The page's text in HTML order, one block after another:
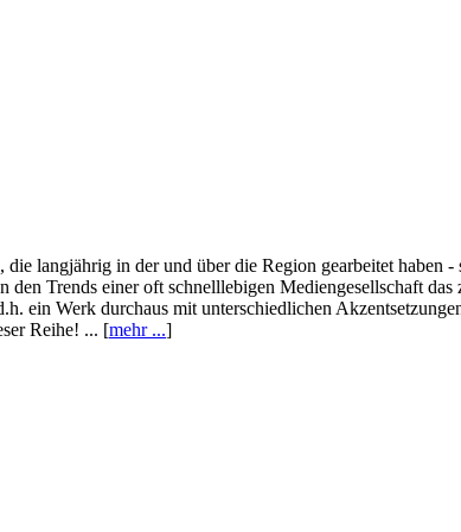
langjährig in der und über die Region gearbeitet haben
Trends einer oft schnelllebigen Mediengesellschaft das
ein Werk durchaus mit unterschiedlichen
Reihe! ... [mehr ...]